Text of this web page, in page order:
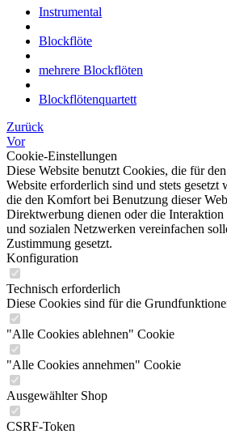
Instrumental
Blockflöte
mehrere Blockflöten
Blockflötenquartett
Zurück
Vor
Cookie-Einstellungen
Diese Website benutzt Cookies, die für
Website erforderlich sind und stets gesetzt
die den Komfort bei Benutzung dieser
Direktwerbung dienen oder die Interaktion
und sozialen Netzwerken vereinfachen
Zustimmung gesetzt.
Konfiguration
Technisch erforderlich
Diese Cookies sind für die
"Alle Cookies ablehnen" Cookie
"Alle Cookies annehmen" Cookie
Ausgewählter Shop
CSRF-Token